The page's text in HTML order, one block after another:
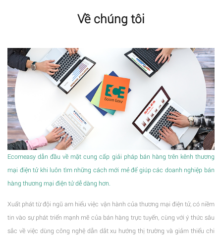
Về chúng tôi
Ecomeasy dẫn đầu về mặt cung cấp giải pháp bán hàng trên kênh thương
mại điện tử khi luôn tìm những cách mới mẻ để giúp các doanh nghiệp bán
hàng thương mại điện tử dễ dàng hơn.
Xuất phát từ đội ngũ am hiểu việc vận hành của thương mại điện tử, có niềm
tin vào sự phát triển mạnh mẽ của bán hàng trực tuyến, cùng với ý thức sâu
sắc về việc dùng công nghệ dẫn dắt xu hướng thị trường và giảm thiểu chi